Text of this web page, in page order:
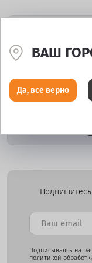
Не нашли,
Подписываясь на
политикой
ВАШ
Да, все верно